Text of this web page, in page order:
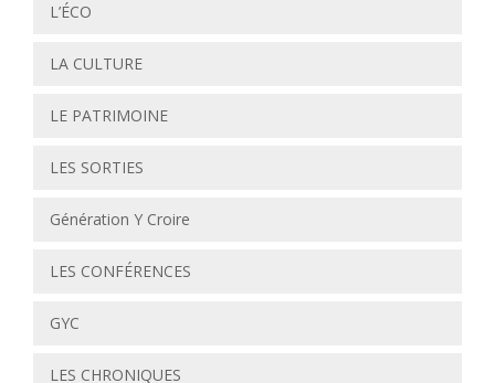
L’ÉCO
LA CULTURE
LE PATRIMOINE
LES SORTIES
Génération Y Croire
LES CONFÉRENCES
GYC
LES CHRONIQUES